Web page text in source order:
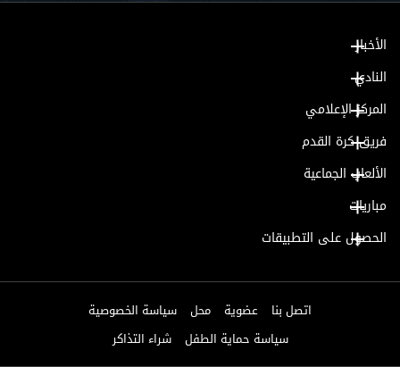
الأخبار
النادي
المركز الإعلامي
فريق كرة القدم
الألعاب الجماعية
مباريات
الحصول على التطبيقات
اتصل بنا عضوية محل سياسة الخصوصية
سياسة حماية الطفل
شراء التذاكر